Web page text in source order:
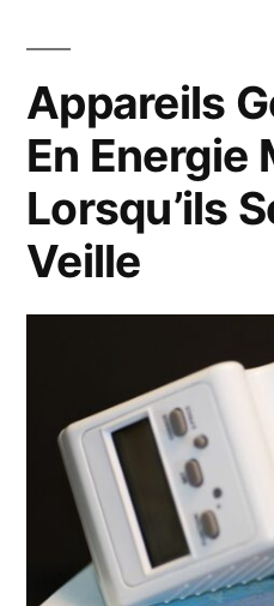
Appareils
En Energie
Lorsqu’ils
Veille